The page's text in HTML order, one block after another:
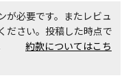
が必要です。またレビュ
ださい。投稿した時点で
。 約款についてはこち